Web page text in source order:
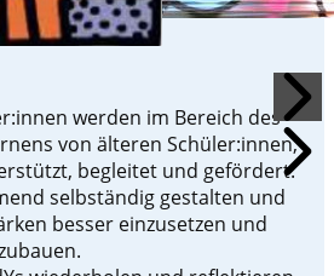
werden im Bereich des
von älteren Schüler:innen,
begleitet und gefördert.
selbständig gestalten und
besser einzusetzen und